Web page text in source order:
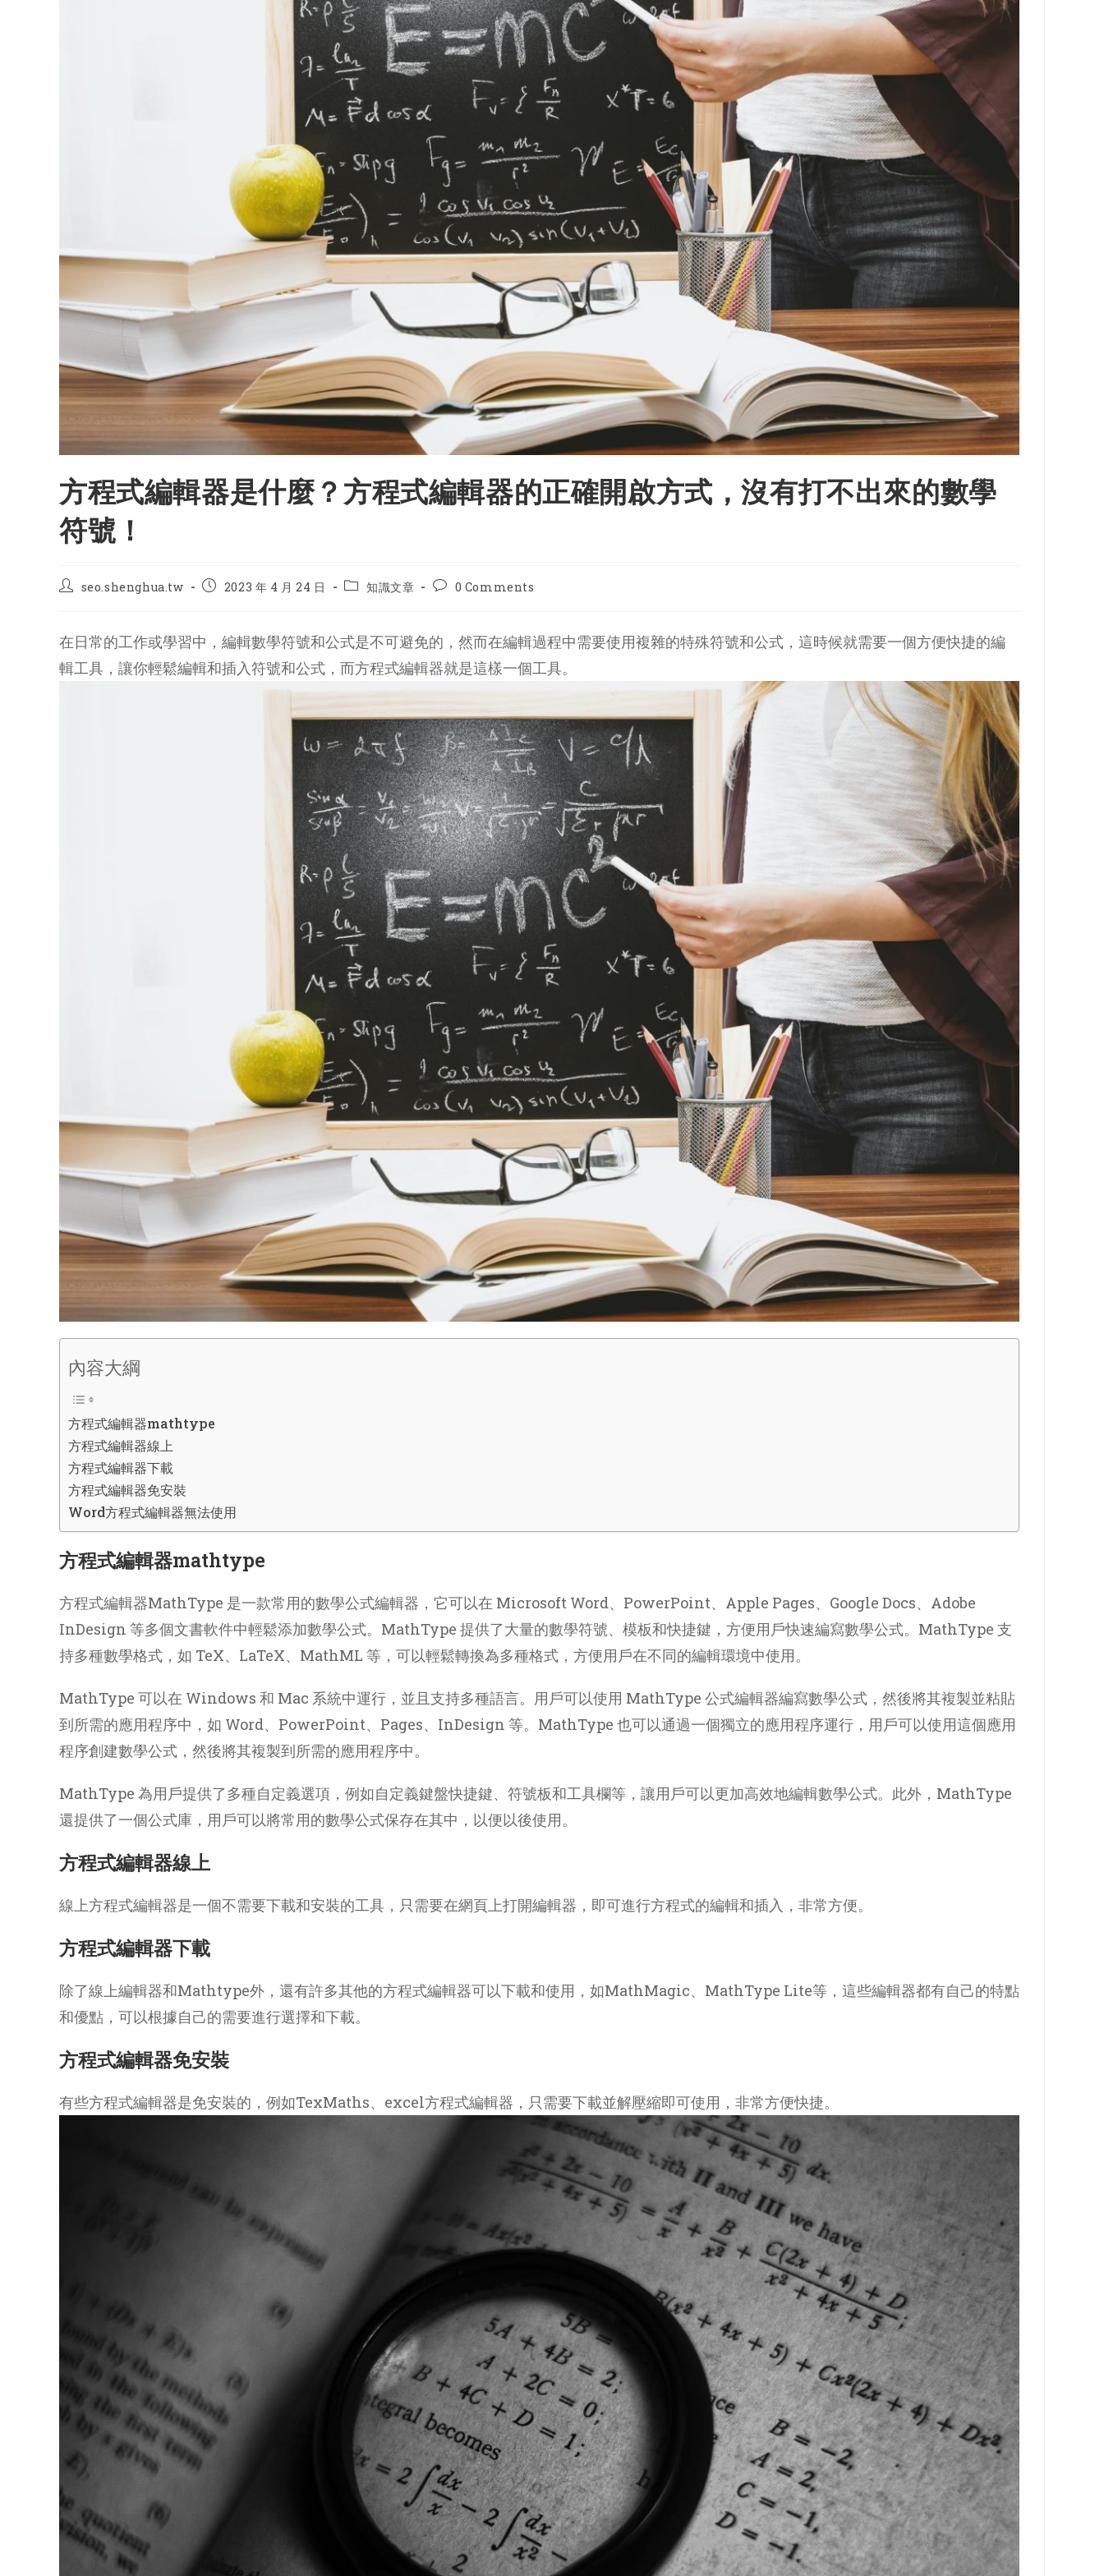
方程式編輯器是什麼？方程式編輯器的正確開啟方式，沒有打不出來的數學
符號！
Postseo.shenghua.tw
Post2023 年 4 月 24 日
Post知識文章
Post0 Comments
在日常的工作或學習中，編輯數學符號和公式是不可避免的，然而在編輯過程中需要使用複雜的特殊符號和公式，這時候就需要一個方便快捷的編
輯工具，讓你輕鬆編輯和插入符號和公式，而方程式編輯器就是這樣一個工具。
內容大綱
方程式編輯器mathtype
方程式編輯器線上
方程式編輯器下載
方程式編輯器免安裝
Word方程式編輯器無法使用
方程式編輯器mathtype
方程式編輯器MathType 是一款常用的數學公式編輯器，它可以在 Microsoft Word、PowerPoint、Apple Pages、Google Docs、Adobe
InDesign 等多個文書軟件中輕鬆添加數學公式。MathType 提供了大量的數學符號、模板和快捷鍵，方便用戶快速編寫數學公式。MathType 支
持多種數學格式，如 TeX、LaTeX、MathML 等，可以輕鬆轉換為多種格式，方便用戶在不同的編輯環境中使用。
MathType 可以在 Windows 和 Mac 系統中運行，並且支持多種語言。用戶可以使用 MathType 公式編輯器編寫數學公式，然後將其複製並粘貼
到所需的應用程序中，如 Word、PowerPoint、Pages、InDesign 等。MathType 也可以通過一個獨立的應用程序運行，用戶可以使用這個應用
程序創建數學公式，然後將其複製到所需的應用程序中。
MathType 為用戶提供了多種自定義選項，例如自定義鍵盤快捷鍵、符號板和工具欄等，讓用戶可以更加高效地編輯數學公式。此外，MathType
還提供了一個公式庫，用戶可以將常用的數學公式保存在其中，以便以後使用。
方程式編輯器線上
線上方程式編輯器是一個不需要下載和安裝的工具，只需要在網頁上打開編輯器，即可進行方程式的編輯和插入，非常方便。
方程式編輯器下載
除了線上編輯器和Mathtype外，還有許多其他的方程式編輯器可以下載和使用，如MathMagic、MathType Lite等，這些編輯器都有自己的特點
和優點，可以根據自己的需要進行選擇和下載。
方程式編輯器免安裝
有些方程式編輯器是免安裝的，例如TexMaths、excel方程式編輯器，只需要下載並解壓縮即可使用，非常方便快捷。